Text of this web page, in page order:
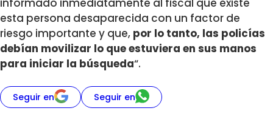
esta persona desaparecida con un factor de
riesgo importante y que, por lo tanto, las policías
debían movilizar lo que estuviera en sus manos
para iniciar la búsqueda“.
Seguir en Seguir en